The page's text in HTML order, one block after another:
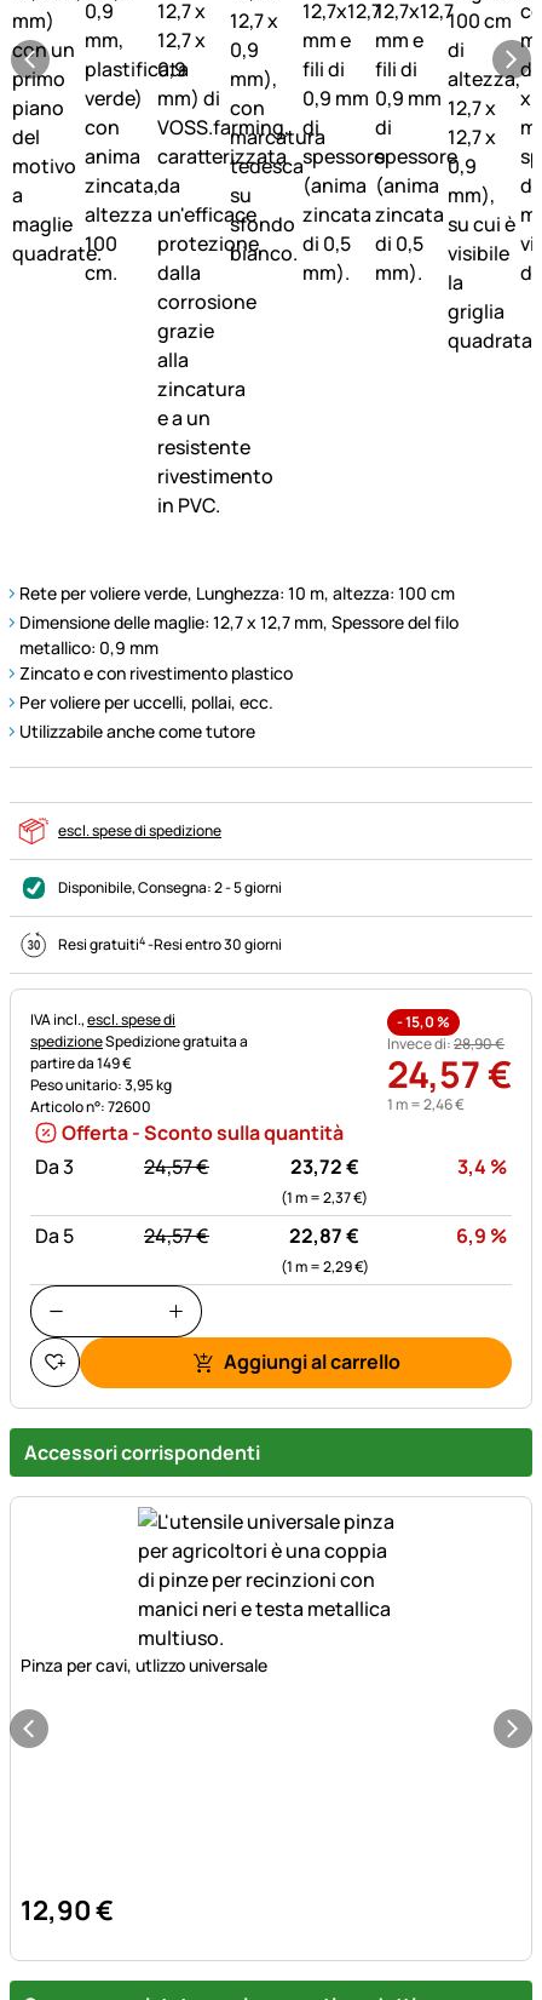
Rete per voliere verde, Lunghezza: 10 m, altezza: 100 cm
Dimensione delle maglie: 12,7 x 12,7 mm, Spessore del filo
metallico: 0,9 mm
Zincato e con rivestimento plastico
Per voliere per uccelli, pollai, ecc.
Utilizzabile anche come tutore
escl. spese di spedizione
Disponibile, Consegna:2 - 5 giorni
Resi gratuiti4-Resi entro 30 giorni
Informazioni fiscali:
IVA incl.,escl. spese di
spedizioneSpedizione gratuita a
partire da 149 €
Peso unitario: 3,95 kg
Articolo n°: 72600
-15,0%
Invece di:28,90€
24,57€
1 m =2,46€
Offerta - Sconto sulla quantità
Da 3
statt:
24,57€ 23,72€
(1 m =2,37€)
3,4 %
Da 5 statt:
24,57€ 22,87€
(1 m =2,29€)
6,9 %
Aggiungi al carrello
Accessori corrispondenti
Pinza per cavi, utlizzo universale
12,90€